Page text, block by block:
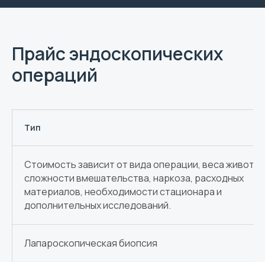
Прайс эндоскопических
операций
Тип
Стоимость зависит от вида операции, веса
сложности вмешательства, наркоза, расходных
материалов, необходимости стационара и
дополнительных исследований.
Лапароскопическая биопсия
Мы находимся в
Щёкино
Ветеринарный центр «Вильдар»